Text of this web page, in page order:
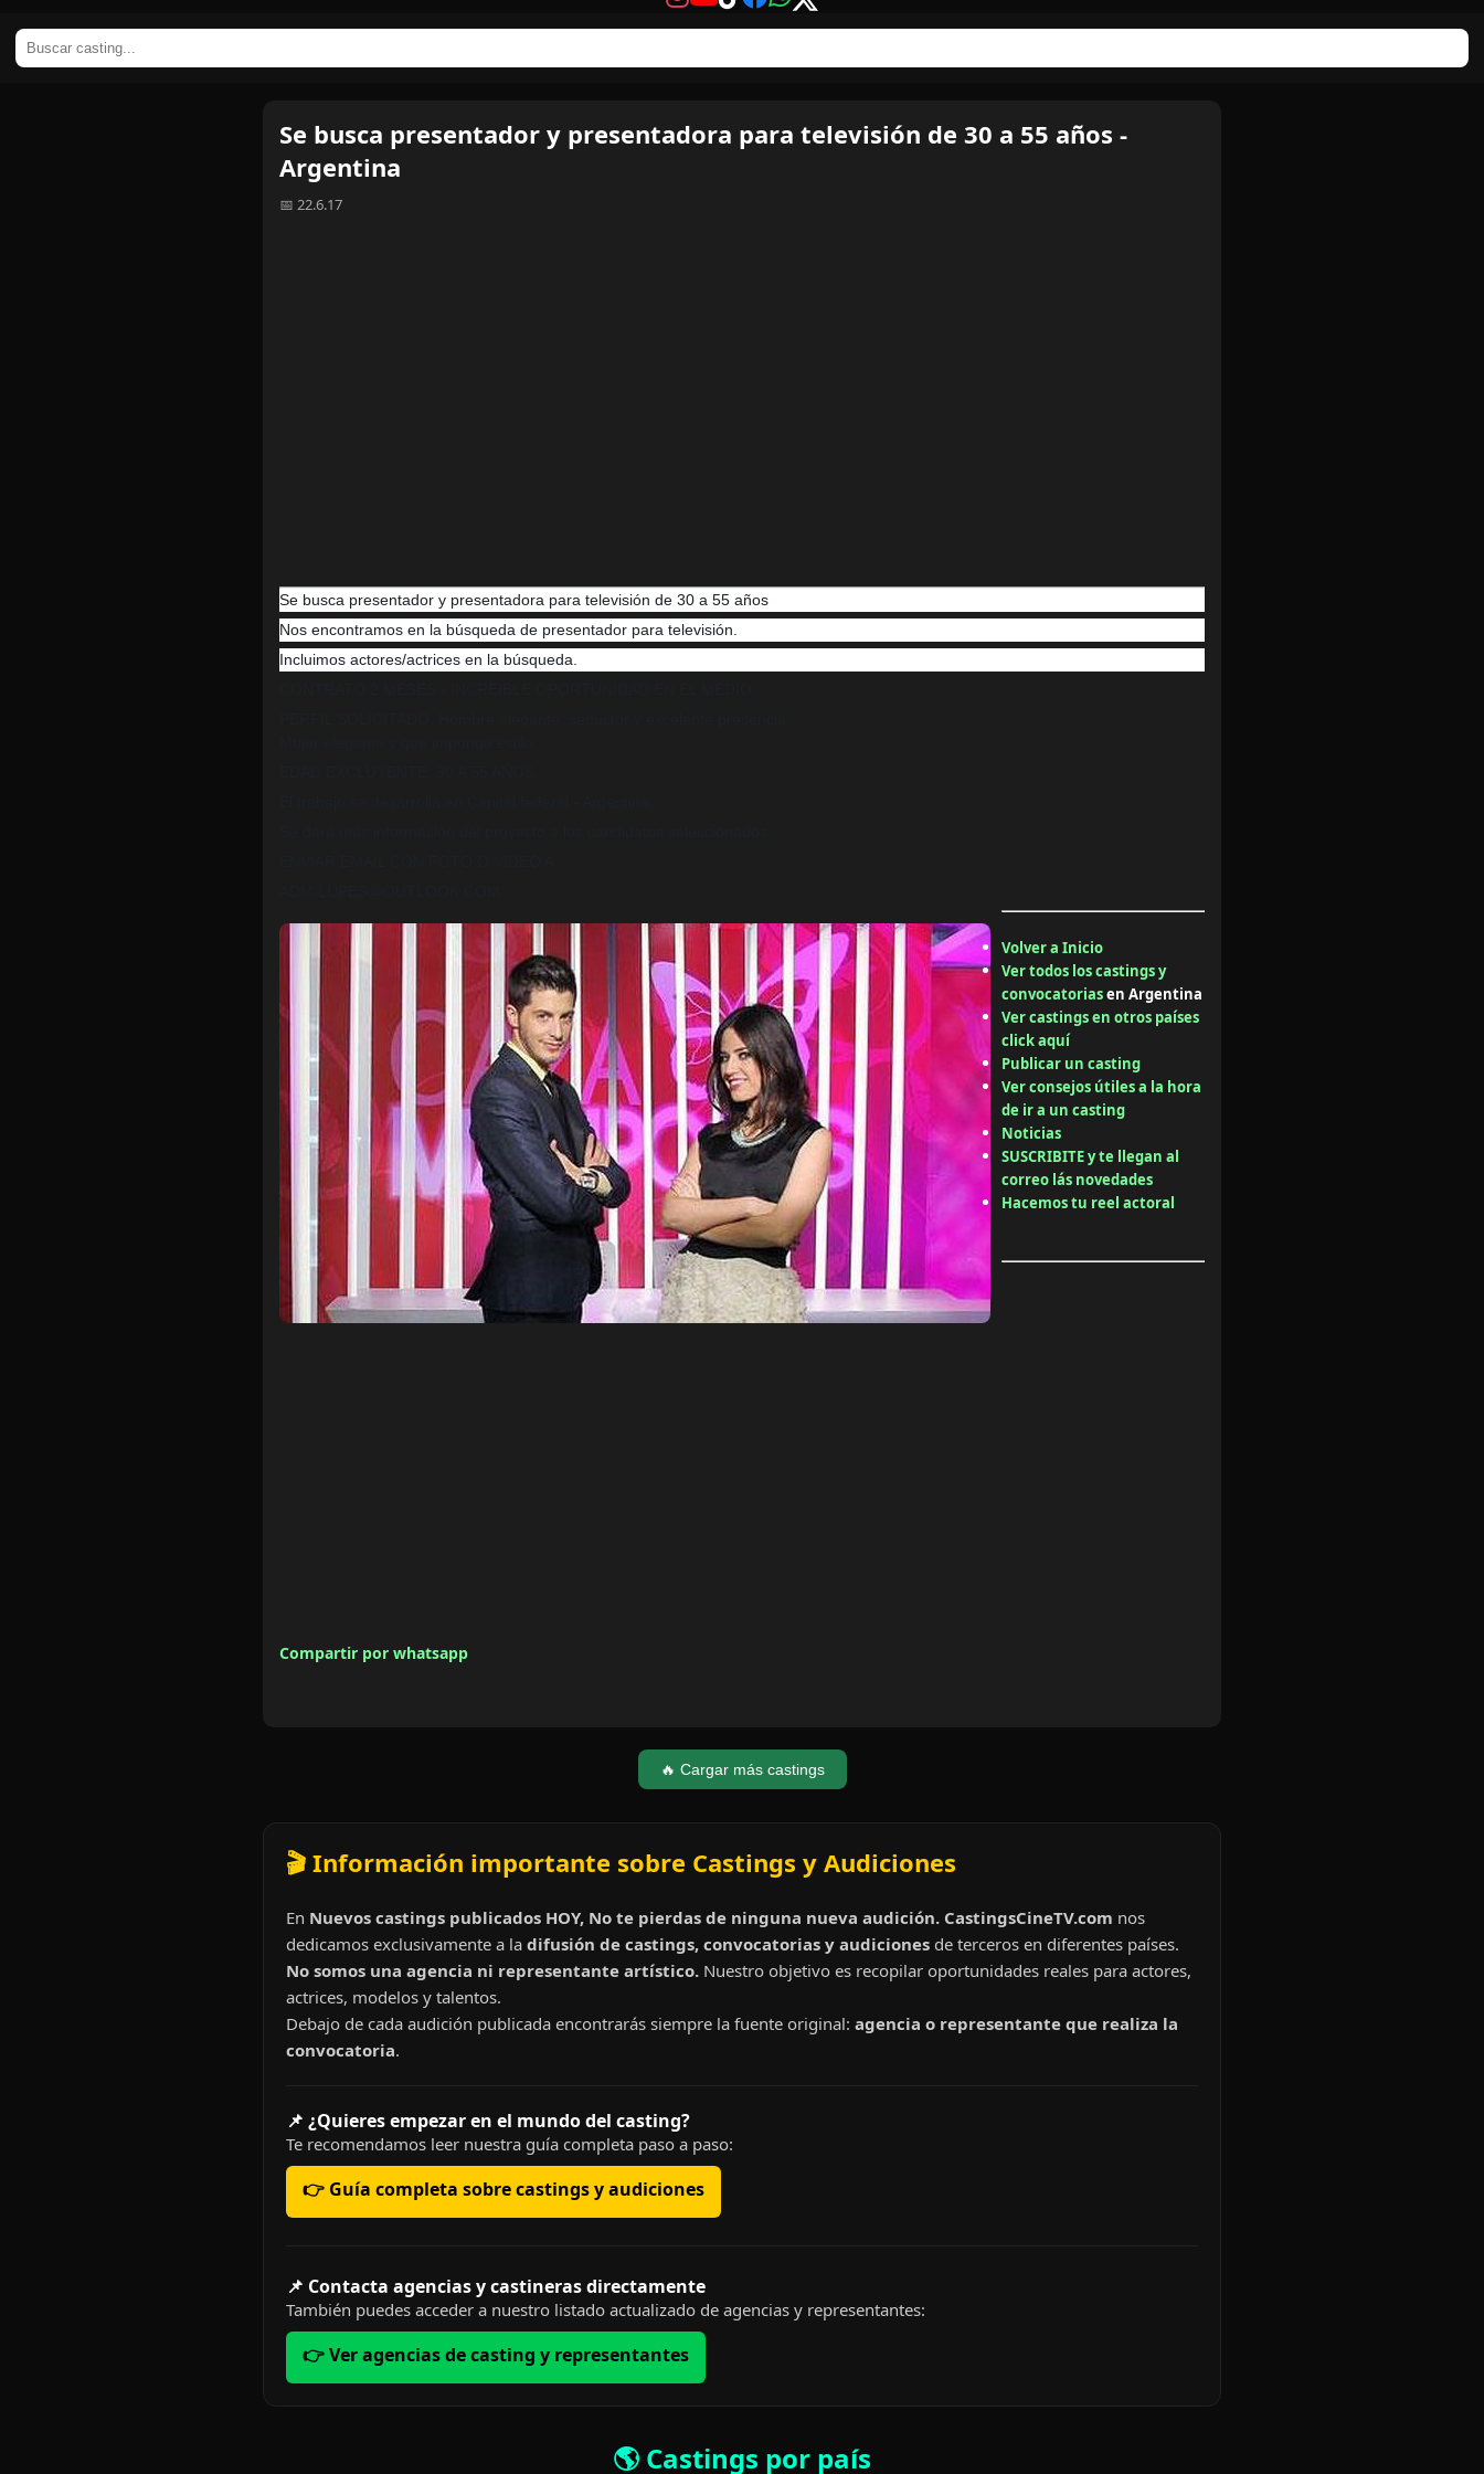
Se busca presentador y presentadora para televisión de 30 a 55 años -
Argentina
📅 22.6.17
Se busca presentador y presentadora para televisión de 30 a 55 años
Nos encontramos en la búsqueda de presentador para televisión.
Incluimos actores/actrices en la búsqueda.
Volver a Inicio
Ver todos los castings y
convocatoriasen Argentina
Ver castings en otros países
click aquí
Publicar un casting
Ver consejos útiles a la hora
de ir a un casting
Noticias
SUSCRIBITE y te llegan al
correo lás novedades
Hacemos tu reel actoral
Compartir por whatsapp
🔥 Cargar más castings
🎬 Información importante sobre Castings y Audiciones
En Nuevos castings publicados HOY, No te pierdas de ninguna nueva audición. CastingsCineTV.com nos
dedicamos exclusivamente a la difusión de castings, convocatorias y audiciones de terceros en diferentes países.
No somos una agencia ni representante artístico. Nuestro objetivo es recopilar oportunidades reales para actores,
actrices, modelos y talentos.
Debajo de cada audición publicada encontrarás siempre la fuente original: agencia o representante que realiza la
convocatoria.
📌 ¿Quieres empezar en el mundo del casting?
Te recomendamos leer nuestra guía completa paso a paso:
👉 Guía completa sobre castings y audiciones
📌 Contacta agencias y castineras directamente
También puedes acceder a nuestro listado actualizado de agencias y representantes:
👉 Ver agencias de casting y representantes
🌎 Castings por país